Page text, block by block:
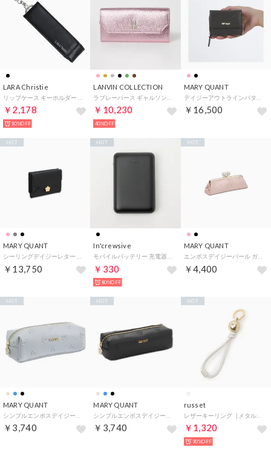
LARA Christie
￥2,178
10%OFF
LANVIN COLLECTION
￥10,230
40%OFF
MARY QUANT
￥16,500
MARY QUANT
￥13,750
HOT
In'crewsive
￥330
HOT
80%OFF
MARY QUANT
エンボスデイジーパール ガマ口ペンケース （パールピンク）
￥4,400
HOT
MARY QUANT
￥3,740
HOT
MARY QUANT
￥3,740
HOT
russet
レザーキーリング［メタルパーツ］(CEー1561) （White）
￥1,320
HOT
90%OFF